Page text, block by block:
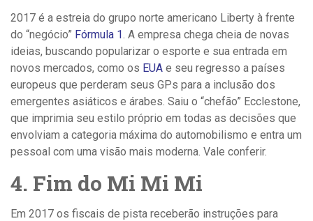
2017 é a estreia do grupo norte americano Liberty à frente
do “negócio” Fórmula 1 . A empresa chega cheia de novas
ideias, buscando popularizar o esporte e sua entrada em
novos mercados, como os EUA e seu regresso a países
europeus que perderam seus GPs para a inclusão dos
emergentes asiáticos e árabes. Saiu o “chefão” Ecclestone,
que imprimia seu estilo próprio em todas as decisões que
envolviam a categoria máxima do automobilismo e entra um
pessoal com uma visão mais moderna. Vale conferir.
4. Fim do Mi Mi Mi
Em 2017 os fiscais de pista receberão instruções para